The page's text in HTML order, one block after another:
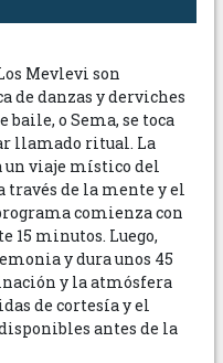
Mevlevi son
de danzas y derviches
o Sema, se toca
llamado ritual. La
un viaje místico del
través de la mente y el
comienza con
15 minutos. Luego,
y dura unos 45
y la atmósfera
de cortesía y el
antes de la